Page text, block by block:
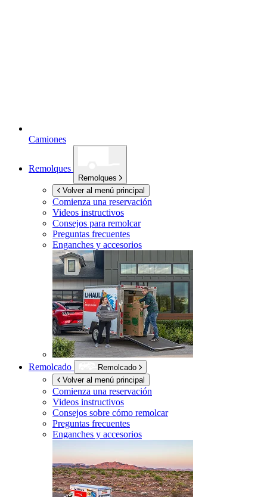
Camiones
Remolques
Remolques
Volver al menú principal
Comienza una reservación
Videos instructivos
Consejos para remolcar
Preguntas frecuentes
Enganches y accesorios
Remolcado
Remolcado
Volver al menú principal
Comienza una reservación
Videos instructivos
Consejos sobre cómo remolcar
Preguntas frecuentes
Enganches y accesorios